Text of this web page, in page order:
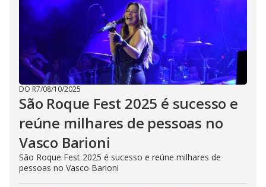
DO R7/08/10/2025
São Roque Fest 2025 é sucesso e
reúne milhares de pessoas no
Vasco Barioni
São Roque Fest 2025 é sucesso e reúne milhares de
pessoas no Vasco Barioni